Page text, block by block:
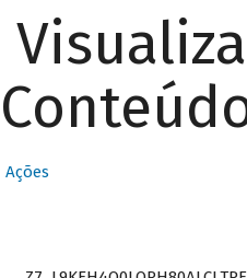
Ações